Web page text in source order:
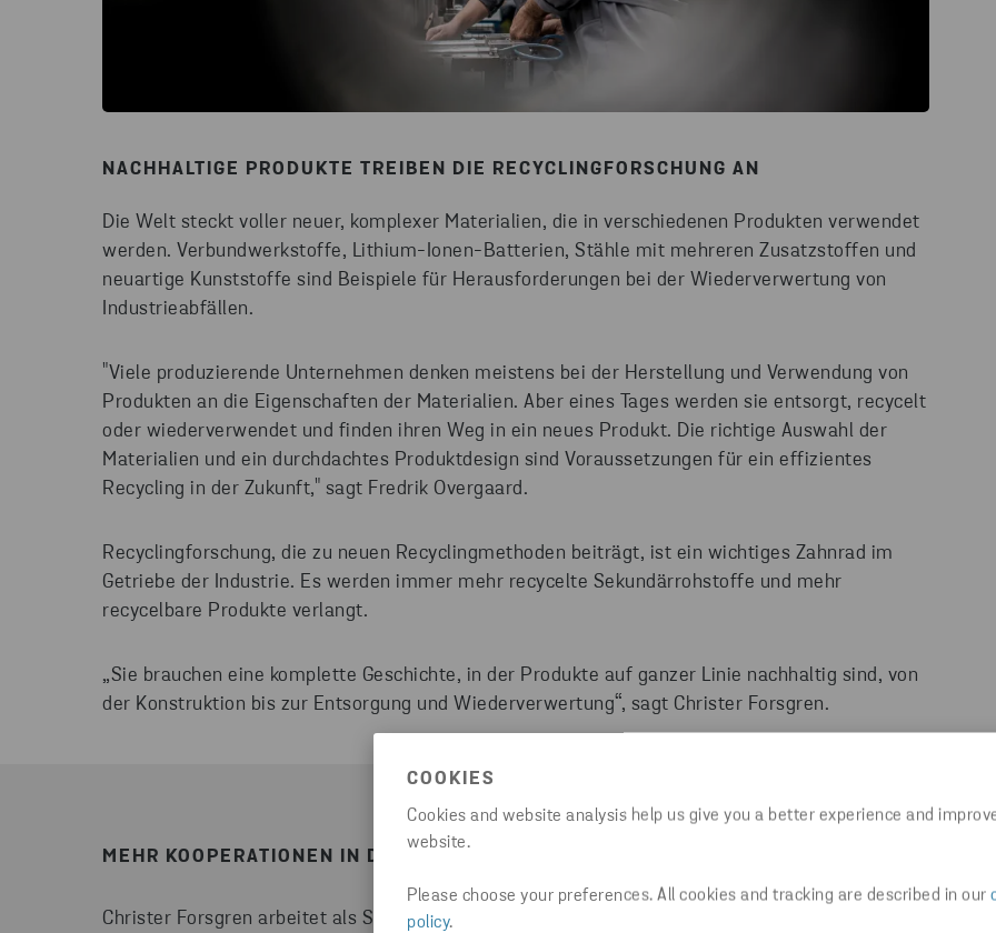
COOKIES
Cookies and website analysis help us give you a better experience and
website.
Please choose your preferences. All cookies and tracking are described in our
policy.
NACHHALTIGE PRODUKTE TREIBEN DIE RECYCLINGFORSCHUNG AN
Die Welt steckt voller neuer, komplexer Materialien, die in verschiedenen Produkten verwendet
werden. Verbundwerkstoffe, Lithium-Ionen-Batterien, Stähle mit mehreren Zusatzstoffen und
neuartige Kunststoffe sind Beispiele für Herausforderungen bei der Wiederverwertung von
Industrieabfällen.
"Viele produzierende Unternehmen denken meistens bei der Herstellung und Verwendung von
Produkten an die Eigenschaften der Materialien. Aber eines Tages werden sie entsorgt, recycelt
oder wiederverwendet und finden ihren Weg in ein neues Produkt. Die richtige Auswahl der
Materialien und ein durchdachtes Produktdesign sind Voraussetzungen für ein effizientes
Recycling in der Zukunft," sagt Fredrik Overgaard.
Recyclingforschung, die zu neuen Recyclingmethoden beiträgt, ist ein wichtiges Zahnrad im
Getriebe der Industrie. Es werden immer mehr recycelte Sekundärrohstoffe und mehr
recycelbare Produkte verlangt.
„Sie brauchen eine komplette Geschichte, in der Produkte auf ganzer Linie nachhaltig sind, von
der Konstruktion bis zur Entsorgung und Wiederverwertung“, sagt Christer Forsgren.
MEHR KOOPERATIONEN IN DER RECYCLINGFORSCHUNG
Christer Forsgren arbeitet als Senior Advisor in der Forschung bei Stena Recycling. Er verfügt